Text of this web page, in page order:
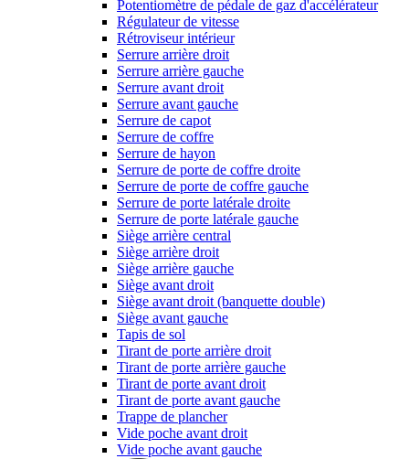
Potentiomètre de pédale de gaz d'accélérateur
Régulateur de vitesse
Rétroviseur intérieur
Serrure arrière droit
Serrure arrière gauche
Serrure avant droit
Serrure avant gauche
Serrure de capot
Serrure de coffre
Serrure de hayon
Serrure de porte de coffre droite
Serrure de porte de coffre gauche
Serrure de porte latérale droite
Serrure de porte latérale gauche
Siège arrière central
Siège arrière droit
Siège arrière gauche
Siège avant droit
Siège avant droit (banquette double)
Siège avant gauche
Tapis de sol
Tirant de porte arrière droit
Tirant de porte arrière gauche
Tirant de porte avant droit
Tirant de porte avant gauche
Trappe de plancher
Vide poche avant droit
Vide poche avant gauche